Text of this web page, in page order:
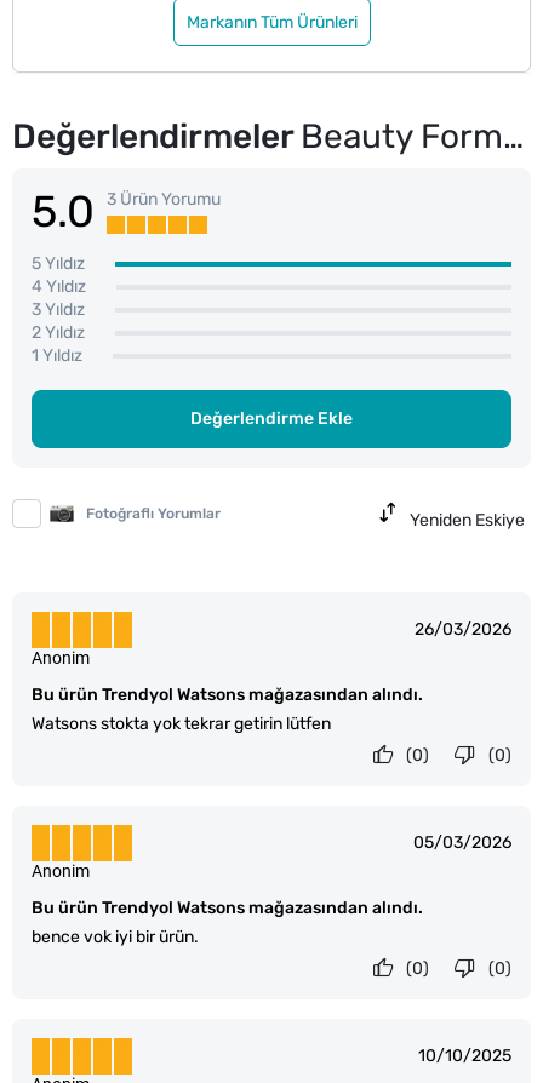
Markanın Tüm Ürünleri
Değerlendirmeler Beauty Formulas Feminine Intim Deodorant 150 ml
5.0 3 Ürün Yorumu
5 Yıldız
4 Yıldız
3 Yıldız
2 Yıldız
1 Yıldız
Değerlendirme Ekle
Fotoğraflı Yorumlar Yeniden Eskiye
26/03/2026
Bu ürün Trendyol Watsons mağazasından alındı.
Watsons stokta yok tekrar getirin lütfen
Anonim
(0)
(0)
05/03/2026
Bu ürün Trendyol Watsons mağazasından alındı.
bence vok iyi bir ürün.
Anonim
(0)
(0)
10/10/2025